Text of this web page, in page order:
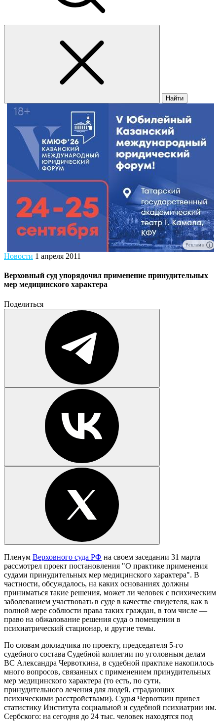
Найти
Реклама
Новости 1 апреля 2011
Верховный суд упорядочил применение принудительных
мер медицинского характера
Поделиться
Пленум Верховного суда РФ на своем заседании 31 марта
рассмотрел проект постановления "О практике применения
судами принудительных мер медицинского характера". В
частности, обсуждалось, на каких основаниях должны
приниматься такие решения, может ли человек с психическим
заболеванием участвовать в суде в качестве свидетеля, как в
полной мере соблюсти права таких граждан, в том числе —
право на обжалование решения суда о помещении в
психиатрический стационар, и другие темы.
По словам докладчика по проекту, председателя 5-го
судебного состава Судебной коллегии по уголовным делам
ВС Александра Червоткина, в судебной практике накопилось
много вопросов, связанных с применением принудительных
мер медицинского характера (то есть, по сути,
принудительного лечения для людей, страдающих
психическими расстройствами). Судья Червоткин привел
статистику Института социальной и судебной психиатрии им.
Сербского: на сегодня до 24 тыс. человек находятся под